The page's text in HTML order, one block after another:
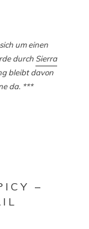
um einen
durch Sierra
bleibt davon
da. ***
–